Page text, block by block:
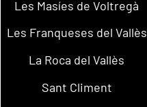
Les Masíes de Voltregà
Les Franqueses del Vallès
La Roca del Vallès
Sant Climent